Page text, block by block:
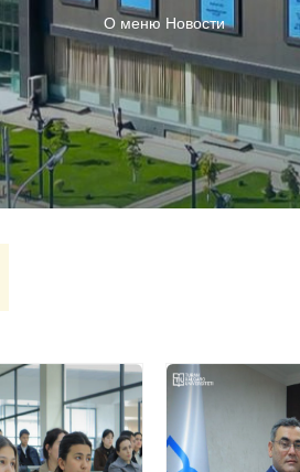
О меню Новости